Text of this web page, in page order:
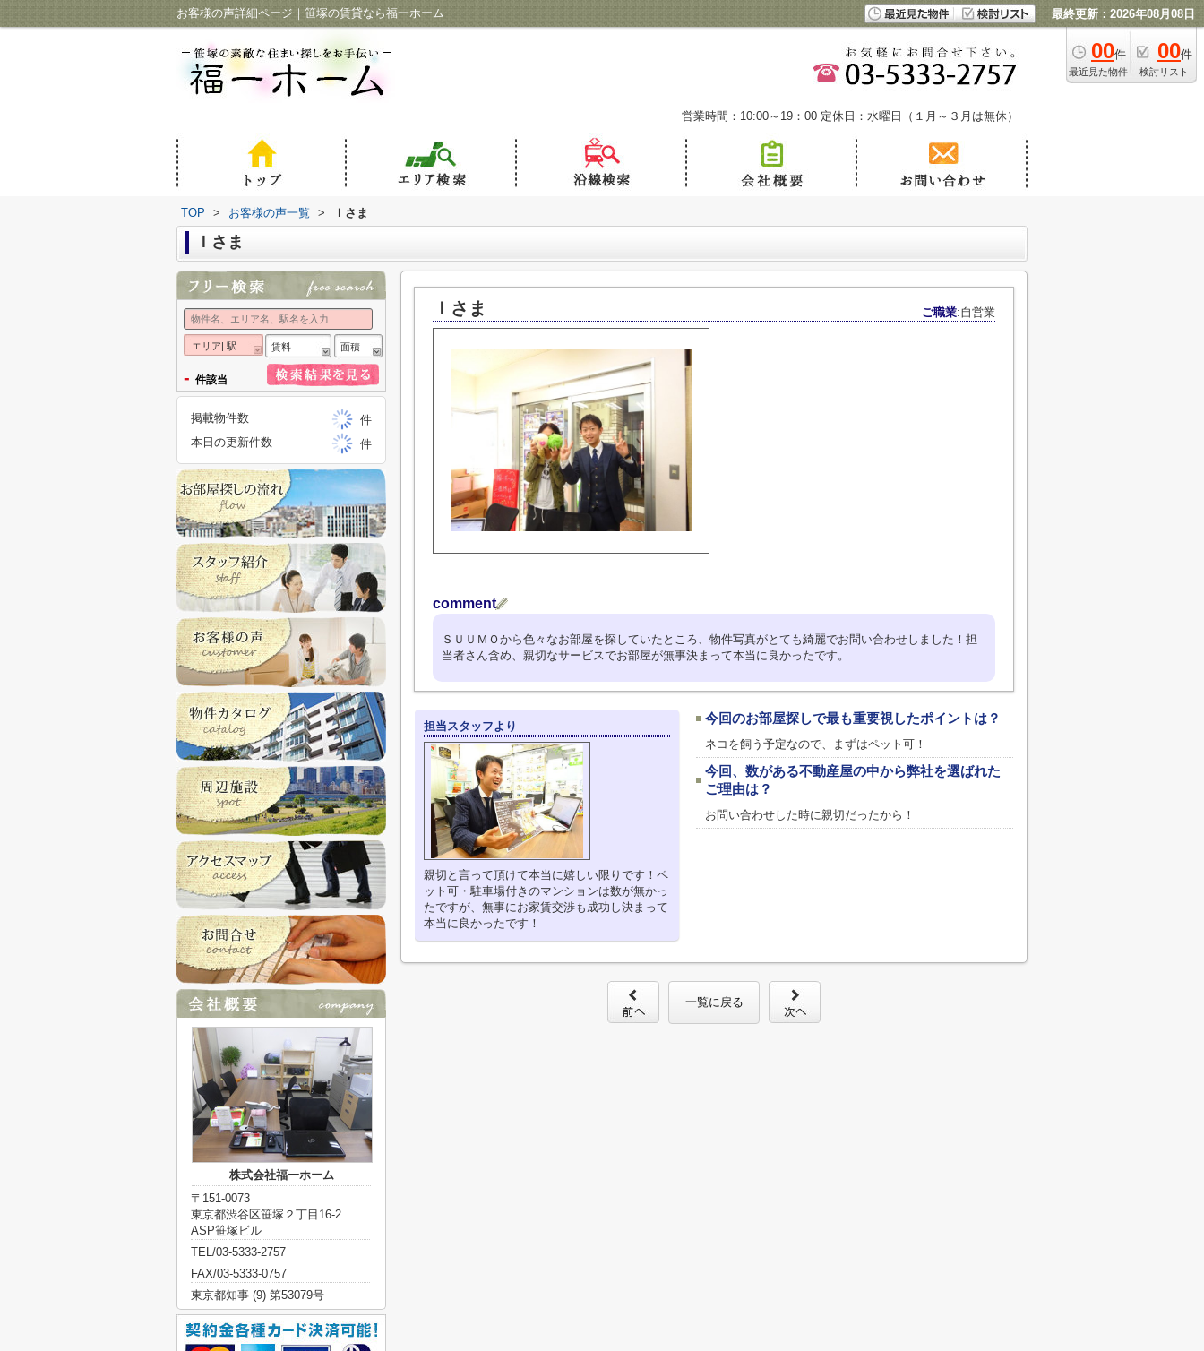
お客様の声詳細ページ｜笹塚の賃貸なら福一ホーム 最終更新：2026年08月08日
00件
最近見た物件
00件
検討リスト
営業時間：10:00～19：00 定休日：水曜日（１月～３月は無休）
TOP > お客様の声一覧 > Ｉさま
Ｉさま
Ｉさま ご職業:自営業
comment
ＳＵＵＭＯから色々なお部屋を探していたところ、物件写真がとても綺麗でお問い合わせしました！担
当者さん含め、親切なサービスでお部屋が無事決まって本当に良かったです。
担当スタッフより
親切と言って頂けて本当に嬉しい限りです！ペ
ット可・駐車場付きのマンションは数が無かっ
たですが、無事にお家賃交渉も成功し決まって
本当に良かったです！
今回のお部屋探しで最も重要視したポイントは？
ネコを飼う予定なので、まずはペット可！
今回、数がある不動産屋の中から弊社を選ばれた
ご理由は？
お問い合わせした時に親切だったから！
一覧に戻る
エリア| 駅 賃料 面積
- 件該当
掲載物件数
件
本日の更新件数
件
株式会社福一ホーム
〒151-0073
東京都渋谷区笹塚２丁目16-2
ASP笹塚ビル
TEL/03-5333-2757
FAX/03-5333-0757
東京都知事 (9) 第53079号